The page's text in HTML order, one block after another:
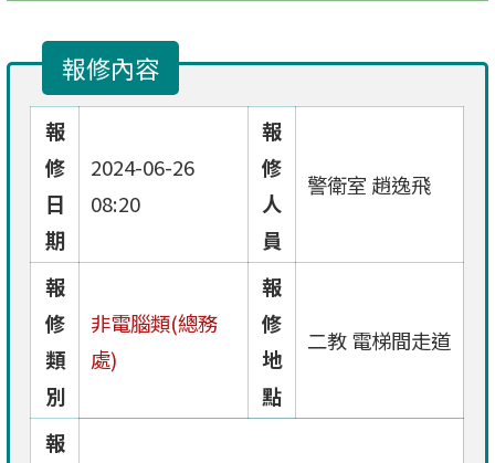
容
報修內容
報
修
日
期
2024-06-26
08:20
報
修
人
員
警衛室 趙逸飛
報
修
類
別
非電腦類(總務
處)
報
修
地
點
二教 電梯間走道
報